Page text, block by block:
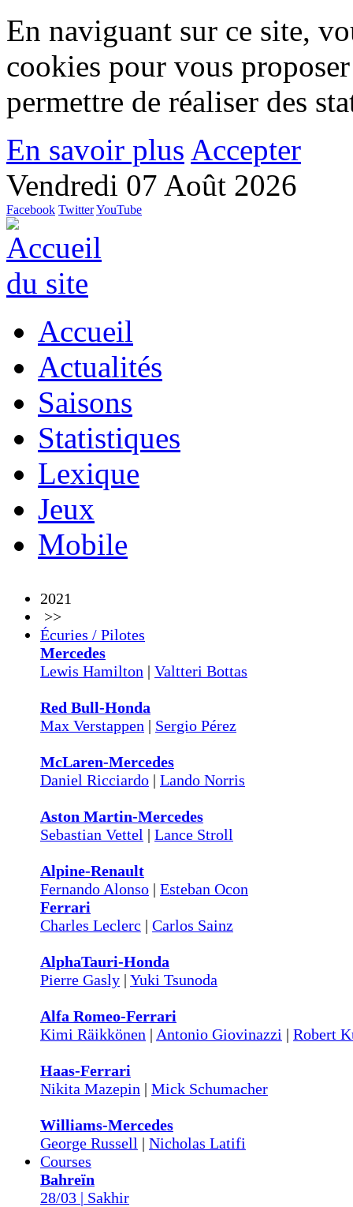
En naviguant sur ce site,
cookies pour vous
permettre de réaliser des
En savoir plus Accepter
Vendredi 07 Août 2026
Facebook TwitterYouTube
Accueil
Actualités
Saisons
Statistiques
Lexique
Jeux
Mobile
2021
>>
Écuries / Pilotes
Mercedes
Lewis Hamilton | Valtteri Bottas
Red Bull-Honda
Max Verstappen | Sergio Pérez
McLaren-Mercedes
Daniel Ricciardo | Lando Norris
Aston Martin-Mercedes
Sebastian Vettel | Lance Stroll
Alpine-Renault
Fernando Alonso | Esteban Ocon
Ferrari
Charles Leclerc | Carlos Sainz
AlphaTauri-Honda
Pierre Gasly | Yuki Tsunoda
Alfa Romeo-Ferrari
Kimi Räikkönen | Antonio Giovinazzi | Robert
Haas-Ferrari
Nikita Mazepin | Mick Schumacher
Williams-Mercedes
George Russell | Nicholas Latifi
Courses
Bahreïn
28/03 | Sakhir